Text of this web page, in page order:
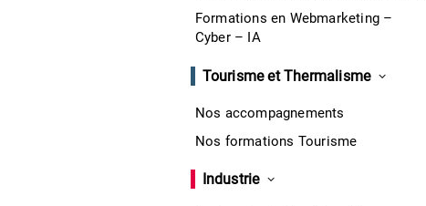
Formations en Webmarketing –
Cyber – IA
Tourisme et Thermalisme
Nos accompagnements
Nos formations Tourisme
Industrie